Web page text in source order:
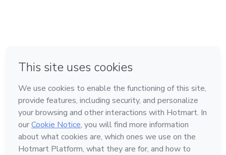
Feito com ❤ em Bogotá
Conheça a Hotmart
Idioma